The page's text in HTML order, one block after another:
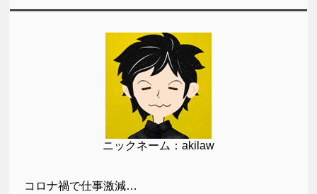
ニックネーム：akilaw
コロナ禍で仕事激減…